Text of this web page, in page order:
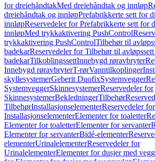
for dreiehåndtakMed dreiehåndtak og innløp
dreiehåndtak og innløpPrefabrikkerte sett for
innløpReservedeler for Prefabrikkerte sett for
innløpMed trykkaktivering PushControl
trykkaktivering PushControlTilbehør til
badekarReservedeler for Tilbehør til
badekarTilkoblingssettInnebygd røravbryter
Innebygd røravbryterT-rørVanntilkoplinger
skyllesystemerGeberit DuofixSystemvegger
SystemveggerSkinnesystemerReservedeler for
SkinnesystemerBekledningerTilbehør
TilbehørInstallasjonselementerReservedeler for
InstallasjonselementerElementer for toaletter
Elementer for toaletterElementer for servanter
Elementer for servanterBidé-elementer
elementerUrinalelementerReservedeler for
UrinalelementerElementer for dusjer med